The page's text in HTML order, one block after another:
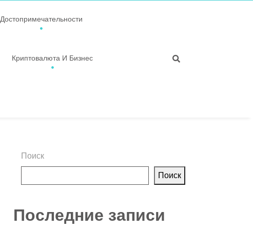
Достопримечательности
Криптовалюта И Бизнес
Поиск
Поиск
Последние записи